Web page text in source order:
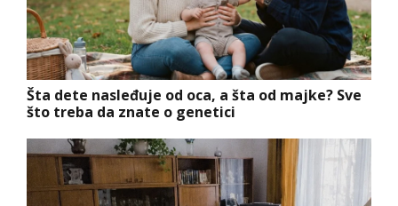
Šta dete nasleđuje od oca, a šta od majke? Sve
što treba da znate o genetici